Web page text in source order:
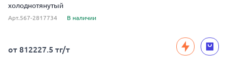
холоднотянутый
Арт.567-2817734 В наличии
от 812227.5 тг/т